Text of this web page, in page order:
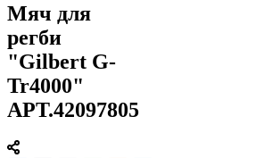
Мяч для
регби
"Gilbert G-
Tr4000"
АРТ.42097805